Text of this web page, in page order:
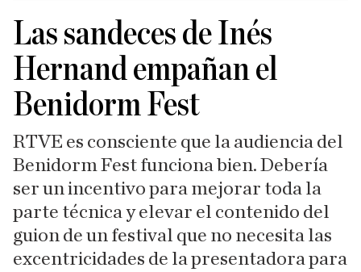
Las sandeces de Inés
Hernand empañan el
Benidorm Fest
RTVE es consciente que la audiencia del
Benidorm Fest funciona bien. Debería
ser un incentivo para mejorar toda la
parte técnica y elevar el contenido del
guion de un festival que no necesita las
excentricidades de la presentadora para